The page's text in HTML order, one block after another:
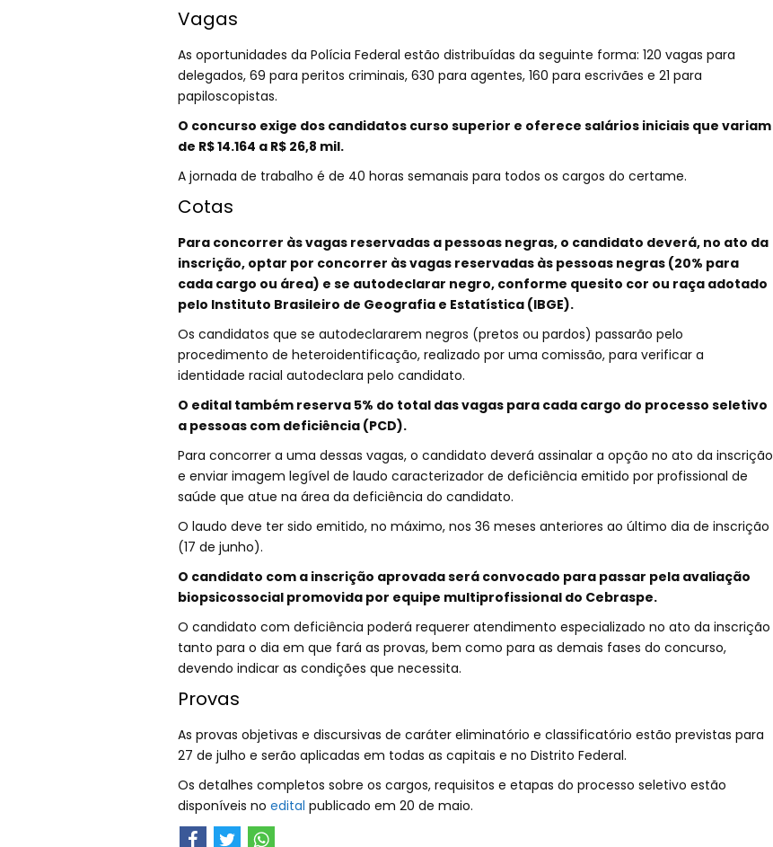
Vagas
As oportunidades da Polícia Federal estão distribuídas da seguinte forma: 120 vagas para
delegados, 69 para peritos criminais, 630 para agentes, 160 para escrivães e 21 para
papiloscopistas.
O concurso exige dos candidatos curso superior e oferece salários iniciais que variam
de R$ 14.164 a R$ 26,8 mil.
A jornada de trabalho é de 40 horas semanais para todos os cargos do certame.
Cotas
Para concorrer às vagas reservadas a pessoas negras, o candidato deverá, no ato da
inscrição, optar por concorrer às vagas reservadas às pessoas negras (20% para
cada cargo ou área) e se autodeclarar negro, conforme quesito cor ou raça adotado
pelo Instituto Brasileiro de Geografia e Estatística (IBGE).
Os candidatos que se autodeclararem negros (pretos ou pardos) passarão pelo
procedimento de heteroidentificação, realizado por uma comissão, para verificar a
identidade racial autodeclara pelo candidato.
O edital também reserva 5% do total das vagas para cada cargo do processo seletivo
a pessoas com deficiência (PCD).
Para concorrer a uma dessas vagas, o candidato deverá assinalar a opção no ato da inscrição
e enviar imagem legível de laudo caracterizador de deficiência emitido por profissional de
saúde que atue na área da deficiência do candidato.
O laudo deve ter sido emitido, no máximo, nos 36 meses anteriores ao último dia de inscrição
(17 de junho).
O candidato com a inscrição aprovada será convocado para passar pela avaliação
biopsicossocial promovida por equipe multiprofissional do Cebraspe.
O candidato com deficiência poderá requerer atendimento especializado no ato da inscrição
tanto para o dia em que fará as provas, bem como para as demais fases do concurso,
devendo indicar as condições que necessita.
Provas
As provas objetivas e discursivas de caráter eliminatório e classificatório estão previstas para
27 de julho e serão aplicadas em todas as capitais e no Distrito Federal.
Os detalhes completos sobre os cargos, requisitos e etapas do processo seletivo estão
disponíveis no edital publicado em 20 de maio.